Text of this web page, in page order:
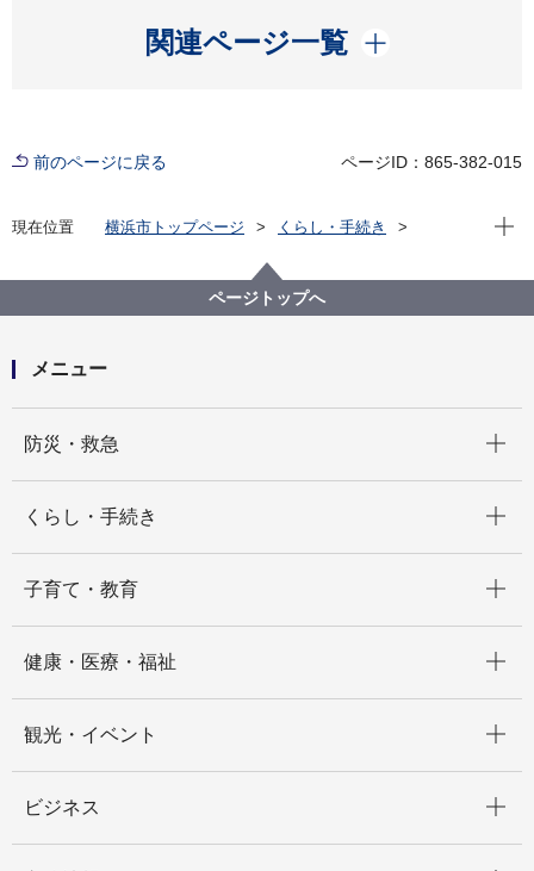
関連ページ一覧
開く
前のページに戻る ページID：865-382-015
現在位置 横浜市トップページ
くらし・手続き
「私道対策受託下水道工事」および「共同排水設備工
事の助成」について
現在
ページトップへ
メニュー
防災・救急
くらし・手続き
子育て・教育
健康・医療・福祉
観光・イベント
ビジネス